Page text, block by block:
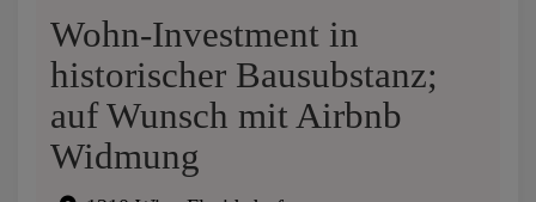
Wohn-Investment in
historischer Bausubstanz;
auf Wunsch mit Airbnb
Widmung